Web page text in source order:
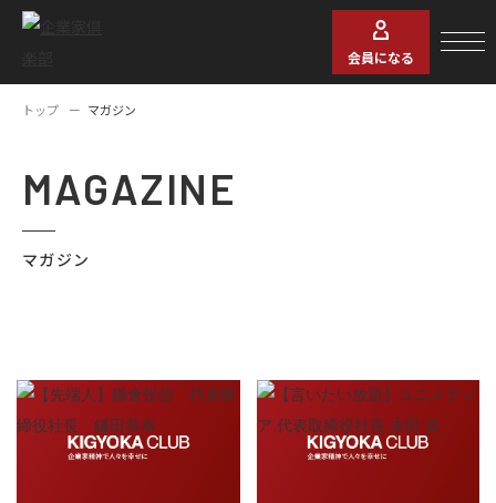
会員になる
トップ マガジン
MAGAZINE
マガジン